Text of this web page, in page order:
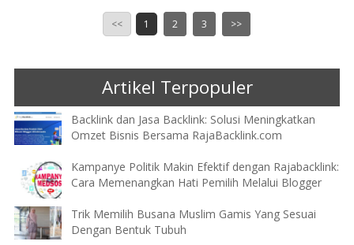
<< 1 2 3 >>
Artikel Terpopuler
Backlink dan Jasa Backlink: Solusi Meningkatkan
Omzet Bisnis Bersama RajaBacklink.com
Kampanye Politik Makin Efektif dengan Rajabacklink:
Cara Memenangkan Hati Pemilih Melalui Blogger
Trik Memilih Busana Muslim Gamis Yang Sesuai
Dengan Bentuk Tubuh